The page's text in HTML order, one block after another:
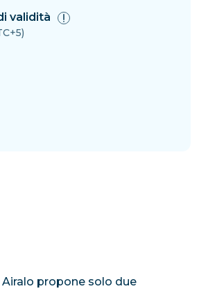
validità
propone solo due